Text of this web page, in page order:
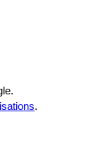
.